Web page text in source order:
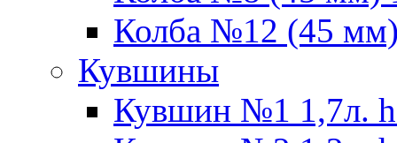
Колба №12 (45
Кувшины
Кувшин №1 1,7л.